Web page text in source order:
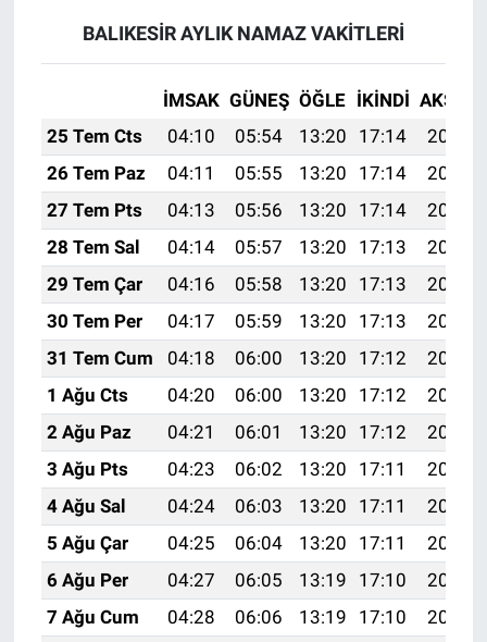
BALIKESİR AYLIK NAMAZ VAKITLERI
İMSAK GÜNEŞ ÖĞLE İKINDI AKŞAM
25 Tem Cts
04:10 05:54 13:20 17:14
20:36
26 Tem Paz
04:11 05:55 13:20 17:14
20:35
27 Tem Pts
04:13 05:56 13:20 17:14
20:34
28 Tem Sal
04:14 05:57 13:20 17:13
20:33
29 Tem Çar
04:16 05:58 13:20 17:13
20:32
30 Tem Per
04:17 05:59 13:20 17:13
20:31
31 Tem Cum
04:18 06:00 13:20 17:12
20:30
1 Ağu Cts
04:20 06:00 13:20 17:12
20:29
2 Ağu Paz
04:21 06:01 13:20 17:12
20:28
3 Ağu Pts
04:23 06:02 13:20 17:11
20:27
4 Ağu Sal
04:24 06:03 13:20 17:11
20:26
5 Ağu Çar
04:25 06:04 13:20 17:11
20:25
6 Ağu Per
04:27 06:05 13:19 17:10
20:24
7 Ağu Cum
04:28 06:06 13:19 17:10
20:23